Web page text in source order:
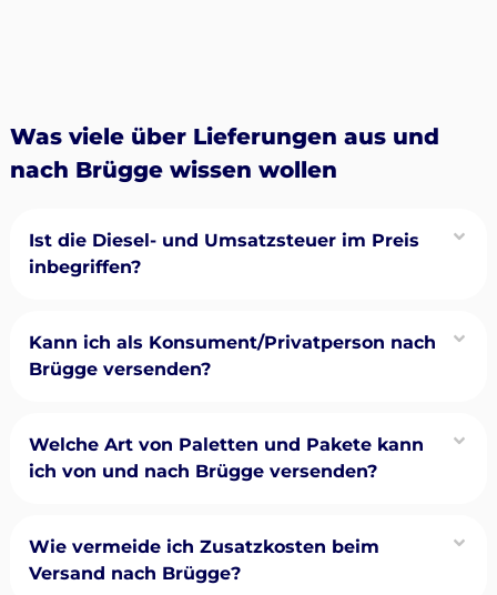
Was viele über Lieferungen aus und
nach Brügge wissen wollen
Ist die Diesel- und Umsatzsteuer im Preis
inbegriffen?
Kann ich als Konsument/Privatperson nach
Brügge versenden?
Welche Art von Paletten und Pakete kann
ich von und nach Brügge versenden?
Wie vermeide ich Zusatzkosten beim
Versand nach Brügge?